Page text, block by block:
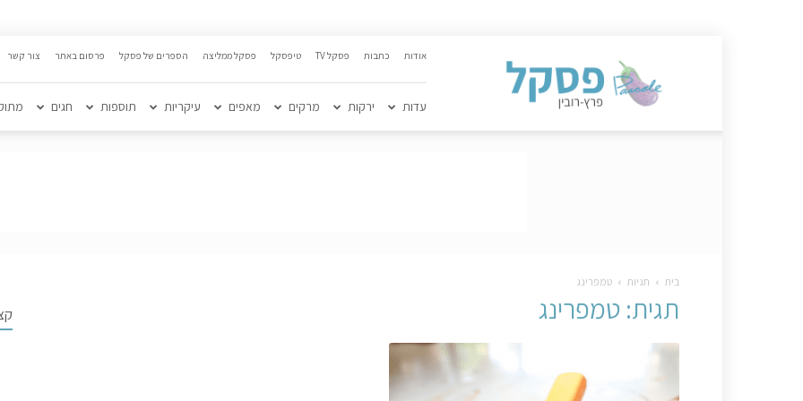
הקולינרי
פסקל
אודות כתבות פסקל TV טיפסקל פסקל ממליצה הספרים של פסקל פרסום באתר צור קשר
עדות ירקות מרקים מאפים עיקריות תוספות חגים
בית תגיות טמפרינג
תגית: טמפרינג